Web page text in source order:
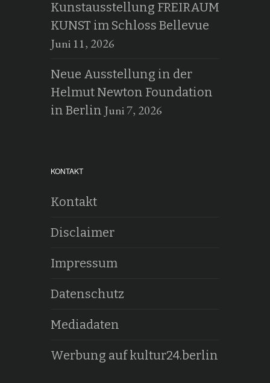
Kunstausstellung FREIRAUM
KUNST im Schloss Bellevue
Juni 11, 2026
Neue Ausstellung in der
Helmut Newton Foundation
in Berlin Juni 7, 2026
KONTAKT
Kontakt
Disclaimer
Impressum
Datenschutz
Mediadaten
Werbung auf kultur24.berlin